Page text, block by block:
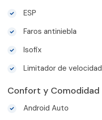
ESP
Faros antiniebla
Isofix
Limitador de velocidad
Confort y Comodidad
Android Auto